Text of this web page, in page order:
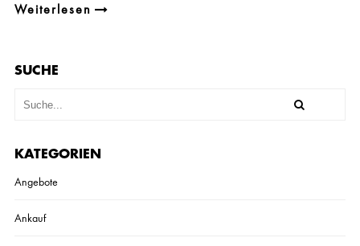
Weiterlesen
SUCHE
KATEGORIEN
Angebote
Ankauf